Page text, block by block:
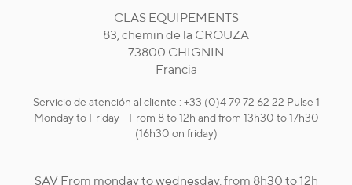
CLAS EQUIPEMENTS
83, chemin de la CROUZA
73800 CHIGNIN
Francia
Servicio de atención al cliente : +33 (0)4 79 72 62 22 Pulse 1
Monday to Friday - From 8 to 12h and from 13h30 to 17h30
(16h30 on friday)
SAV From monday to wednesday, from 8h30 to 12h